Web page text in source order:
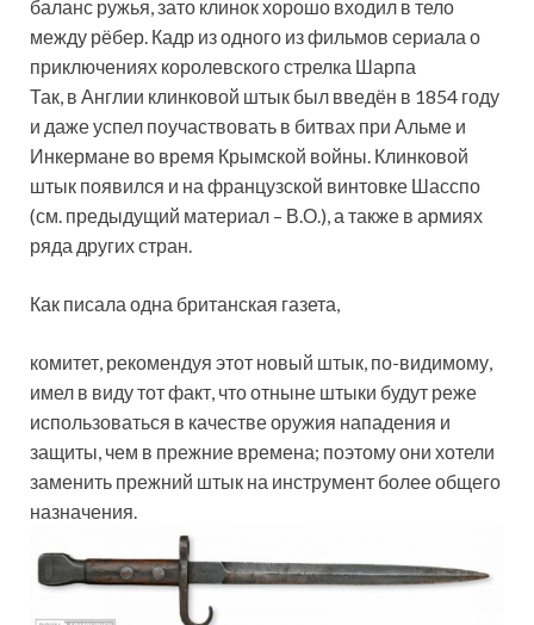
баланс ружья, зато клинок хорошо входил в тело
между рёбер. Кадр из одного из фильмов сериала о
приключениях королевского стрелка Шарпа
Так, в Англии клинковой штык был введён в 1854 году
и даже успел поучаствовать в битвах при Альме и
Инкермане во время Крымской войны. Клинковой
штык появился и на французской винтовке Шасспо
(см. предыдущий материал – В.О.), а также в армиях
ряда других стран.
Как писала одна британская газета,
комитет, рекомендуя этот новый штык, по-видимому,
имел в виду тот факт, что отныне штыки будут реже
использоваться в качестве оружия нападения и
защиты, чем в прежние времена; поэтому они хотели
заменить прежний штык на инструмент более общего
назначения.